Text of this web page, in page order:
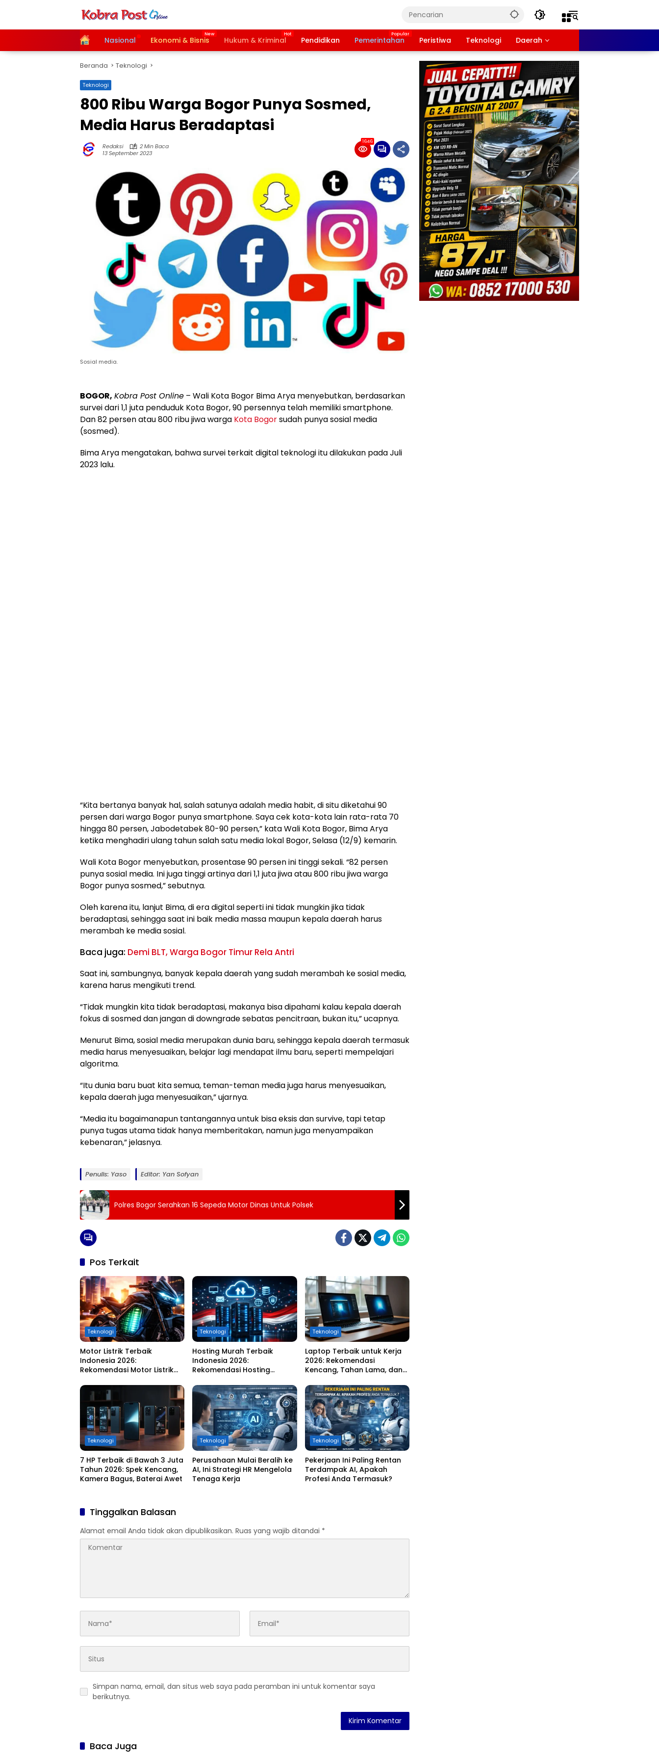
HomeNasional Ekonomi & Bisnis Hukum & Kriminal Pendidikan Pemerintahan Peristiwa Teknologi Daerah
Beranda Teknologi
Teknologi
800 Ribu Warga Bogor Punya Sosmed,
Media Harus Beradaptasi
Redaksi
2 Min Baca
13 September 2023
1646
Sosial media.
BOGOR, Kobra Post Online – Wali Kota Bogor Bima Arya menyebutkan, berdasarkan
survei dari 1,1 juta penduduk Kota Bogor, 90 persennya telah memiliki smartphone.
Dan 82 persen atau 800 ribu jiwa warga Kota Bogorsudah punya sosial media
(sosmed).
Bima Arya mengatakan, bahwa survei terkait digital teknologi itu dilakukan pada Juli
2023 lalu.
“Kita bertanya banyak hal, salah satunya adalah media habit, di situ diketahui 90
persen dari warga Bogor punya smartphone. Saya cek kota-kota lain rata-rata 70
hingga 80 persen, Jabodetabek 80-90 persen,” kata Wali Kota Bogor, Bima Arya
ketika menghadiri ulang tahun salah satu media lokal Bogor, Selasa (12/9) kemarin.
Wali Kota Bogor menyebutkan, prosentase 90 persen ini tinggi sekali. “82 persen
punya sosial media. Ini juga tinggi artinya dari 1,1 juta jiwa atau 800 ribu jiwa warga
Bogor punya sosmed,” sebutnya.
Oleh karena itu, lanjut Bima, di era digital seperti ini tidak mungkin jika tidak
beradaptasi, sehingga saat ini baik media massa maupun kepala daerah harus
merambah ke media sosial.
Baca juga: Demi BLT, Warga Bogor Timur Rela Antri
Saat ini, sambungnya, banyak kepala daerah yang sudah merambah ke sosial media,
karena harus mengikuti trend.
“Tidak mungkin kita tidak beradaptasi, makanya bisa dipahami kalau kepala daerah
fokus di sosmed dan jangan di downgrade sebatas pencitraan, bukan itu,” ucapnya.
Menurut Bima, sosial media merupakan dunia baru, sehingga kepala daerah termasuk
media harus menyesuaikan, belajar lagi mendapat ilmu baru, seperti mempelajari
algoritma.
“Itu dunia baru buat kita semua, teman-teman media juga harus menyesuaikan,
kepala daerah juga menyesuaikan,” ujarnya.
“Media itu bagaimanapun tantangannya untuk bisa eksis dan survive, tapi tetap
punya tugas utama tidak hanya memberitakan, namun juga menyampaikan
kebenaran,” jelasnya.
Penulis: Yaso Editor: Yan Sofyan
Polres Bogor Serahkan 16 Sepeda Motor Dinas Untuk Polsek
Pos Terkait
Teknologi
Motor Listrik Terbaik
Indonesia 2026:
Rekomendasi Motor Listrik
Lingkungan
Teknologi
Hosting Murah Terbaik
Indonesia 2026:
Rekomendasi Hosting
Terjangkau
Teknologi
Laptop Terbaik untuk Kerja
2026: Rekomendasi
Kencang, Tahan Lama, dan
Teknologi
7 HP Terbaik di Bawah 3 Juta
Tahun 2026: Spek Kencang,
Kamera Bagus, Baterai Awet
Teknologi
Perusahaan Mulai Beralih ke
AI, Ini Strategi HR Mengelola
Tenaga Kerja
Teknologi
Pekerjaan Ini Paling Rentan
Terdampak AI, Apakah
Profesi Anda Termasuk?
Tinggalkan Balasan
Alamat email Anda tidak akan dipublikasikan. Ruas yang wajib ditandai *
Simpan nama, email, dan situs web saya pada peramban ini untuk komentar saya
berikutnya.
Baca Juga